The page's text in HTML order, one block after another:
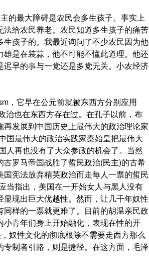
的最大障碍是农民会多生孩子。事实上
给农民养老。农民知道多生孩子的痛苦
孩子的。我最近询问了不少农民因为他
是在装蒜，他不可能不懂此道理。他还
早的事与一党还是多党无关。小农经济
，它早在公元前就被东西方分别应用
治也在东西方存在过。在孔子以前，布
发展到中国历史上最伟大的政治理论家
国最伟大的政治实践家秦始皇把最伟大
人再也没有了大众参政的机会了。当然
罗马帝国战胜了蜇民政治(民主)的古希
宪法放弃精英政治而走每人一票的蜇民
当指出，美国在一开始女人与黑人没有
现出巨大优越性。然而，让几千年奴性
样的一票就更难了。目前的胡温亲民政
青年们身上开始融化，表现在性的开
奴性文化的彻底根除不需要走西方那么
制者引路，则是捷径。在这方面，毛泽